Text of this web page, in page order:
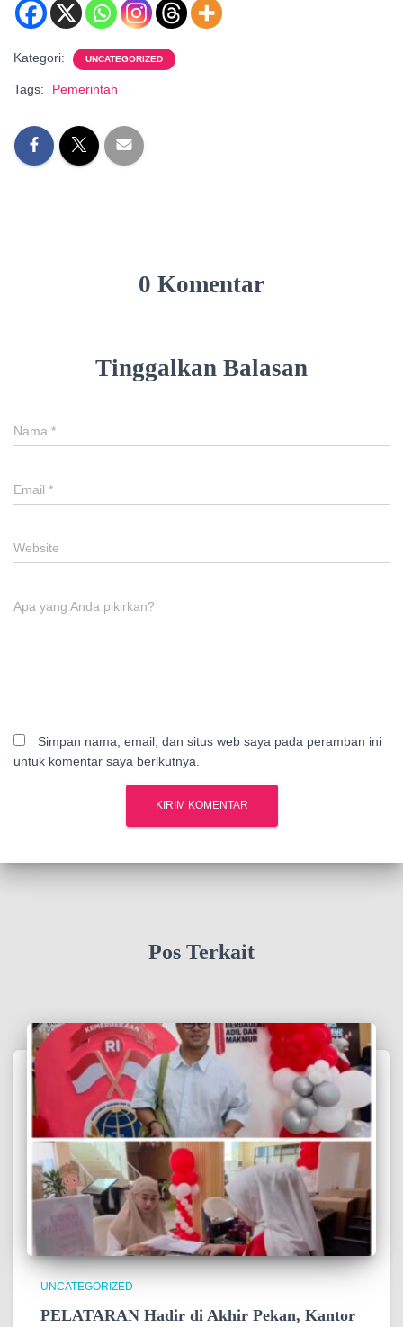
Kategori: UNCATEGORIZED
Tags: Pemerintah
0 Komentar
Tinggalkan Balasan
Nama *
Email *
Website
Apa yang Anda pikirkan?
Simpan nama, email, dan situs web saya pada peramban ini
untuk komentar saya berikutnya.
Pos Terkait
UNCATEGORIZED
PELATARAN Hadir di Akhir Pekan, Kantor